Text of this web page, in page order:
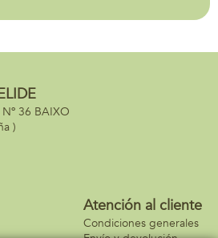
36 BAIXO
)
Atención al cliente
Condiciones generales